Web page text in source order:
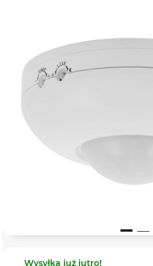
Wysyłka już jutro!